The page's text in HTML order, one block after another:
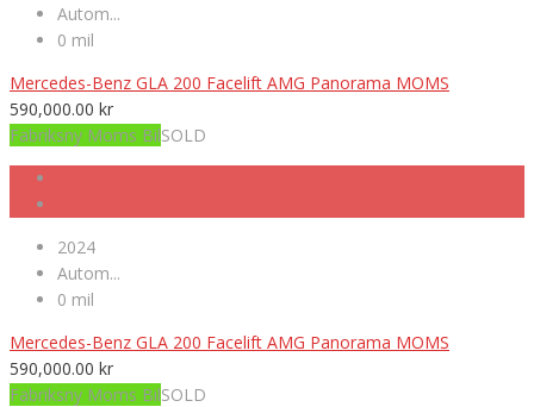
Autom...
0 mil
Mercedes-Benz GLA 200 Facelift AMG Panorama MOMS
590,000.00 kr
Fabriksny Moms BilSOLD
2024
Autom...
0 mil
Mercedes-Benz GLA 200 Facelift AMG Panorama MOMS
590,000.00 kr
Fabriksny Moms BilSOLD